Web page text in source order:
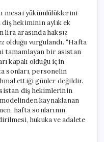
mesai yükümlülüklerini
hekiminin aylık ek
lira arasında haksız
olduğu vurgulandı. “Hafta
tamamlayan bir asistan
kapalı olduğu için
sonları, personelin
ettiği günler değildir.
diş hekimlerinin
kaynaklanan
hafta sonlarının
hukuka ve adalete